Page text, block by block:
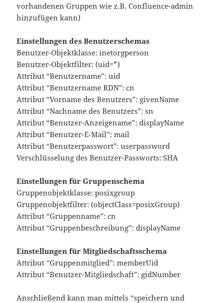
vorhandenen Gruppen wie z.B. Confluence-admin
hinzufügen kann)
Einstellungen des Benutzerschemas
Benutzer-Objektklasse: inetorgperson
Benutzer-Objektfilter: (uid=*)
Attribut “Benutzername”: uid
Attribut “Benutzername RDN”: cn
Attribut “Vorname des Benutzers”: givenName
Attribut “Nachname des Benutzers”: sn
Attribut “Benutzer-Anzeigename”: displayName
Attribut “Benutzer-E-Mail”: mail
Attribut “Benutzerpasswort”: userpassword
Verschlüsselung des Benutzer-Passworts: SHA
Einstellungen für Gruppenschema
Gruppenobjektklasse: posixgroup
Gruppenobjektfilter: (objectClass=posixGroup)
Attribut “Gruppenname”: cn
Attribut “Gruppenbeschreibung”: displayName
Einstellungen für Mitgliedschaftsschema
Attribut “Gruppenmitglied”: memberUid
Attribut “Benutzer-Mitgliedschaft”: gidNumber
Anschließend kann man mittels “speichern und